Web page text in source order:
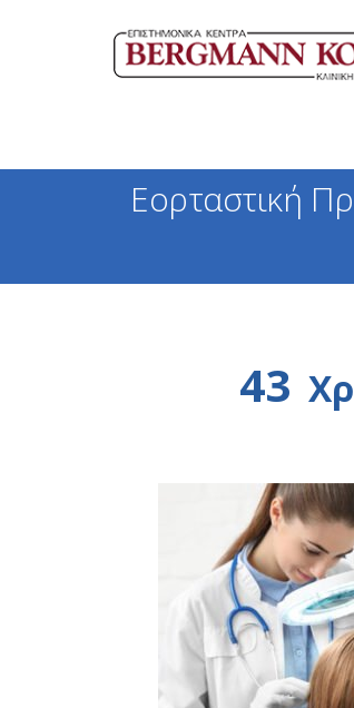
Εορταστική
43